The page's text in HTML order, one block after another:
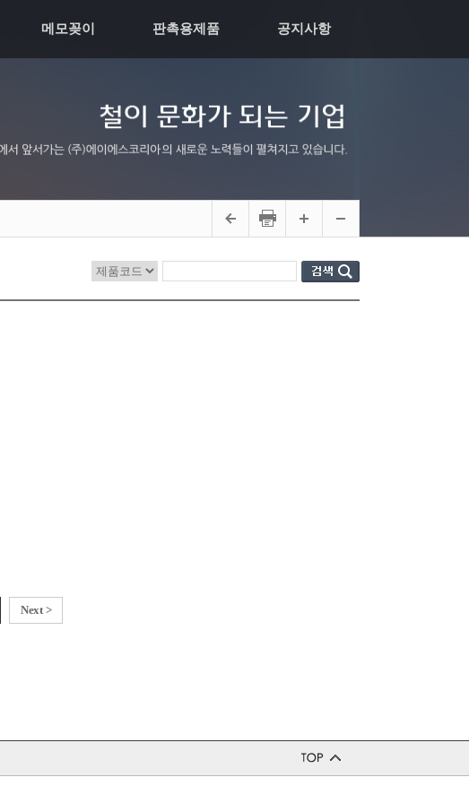
공지사항
판촉용제품
메모꽂이
Next >